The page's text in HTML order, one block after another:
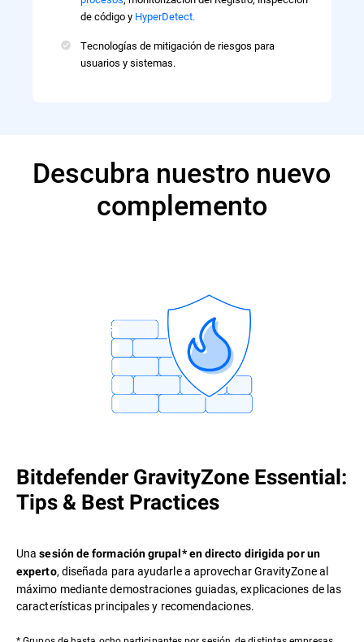
de código y HyperDetect.
Tecnologías de mitigación de riesgos para
usuarios y sistemas.
Descubra nuestro nuevo
complemento
Bitdefender GravityZone Essential:
Tips & Best Practices
Unasesión de formación grupal* en directo dirigida por un
experto, diseñada para ayudarle a aprovechar GravityZone al
máximo mediante demostraciones guiadas, explicaciones de las
características principales y recomendaciones.